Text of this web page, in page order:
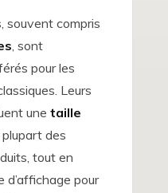
souvent compris
, sont
pour les
Leurs
une taille
des
tout en
pour